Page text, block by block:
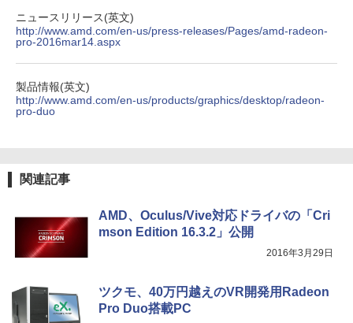
BUGS LIFE
￥1,625
] [ 水 ] [ ペットボトル ] [ 箱買い ] [ ストック
スーパーの裏でヤニ吸うふたり 9巻 (デジタル
￥810
ニュースリリース(英文)
http://www.amd.com/en-us/press-releases/Pages/amd-radeon-
pro-2016mar14.aspx
製品情報(英文)
http://www.amd.com/en-us/products/graphics/desktop/radeon-
pro-duo
関連記事
AMD、Oculus/Vive対応ドライバの「Cri
mson Edition 16.3.2」公開
2016年3月29日
ツクモ、40万円越えのVR開発用Radeon
Pro Duo搭載PC